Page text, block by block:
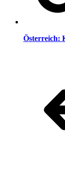
Österreich: